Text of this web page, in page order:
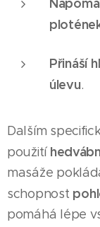
Přináší
úlevu.
Dalším
použití
masáže
schopnost
pomáhá lépe